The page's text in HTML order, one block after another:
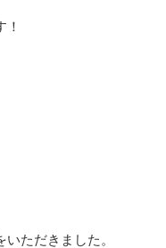
ただきました。